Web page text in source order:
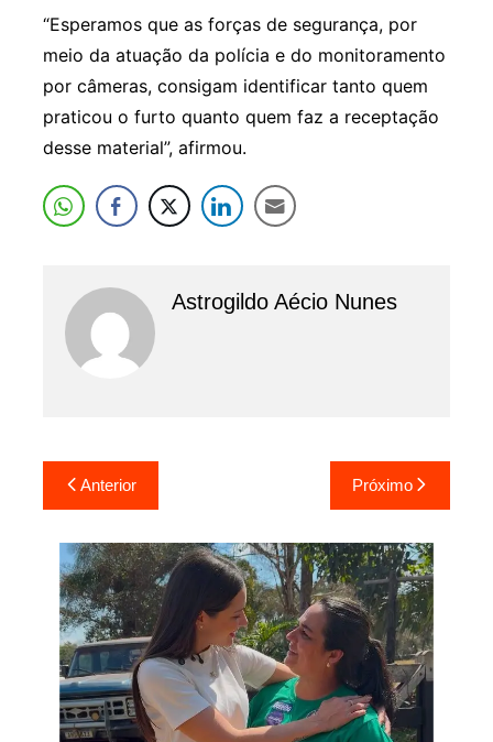
“Esperamos que as forças de segurança, por
meio da atuação da polícia e do monitoramento
por câmeras, consigam identificar tanto quem
praticou o furto quanto quem faz a receptação
desse material”, afirmou.
Astrogildo Aécio Nunes
Navegação
de
Post
Anterior Próximo